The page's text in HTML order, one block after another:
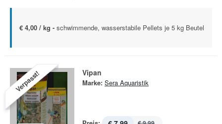
€ 4,00 / kg - schwimmende, wasserstabile Pellets je 5 kg Beutel
Verpasst! Vipan
Marke: Sera Aquaristik